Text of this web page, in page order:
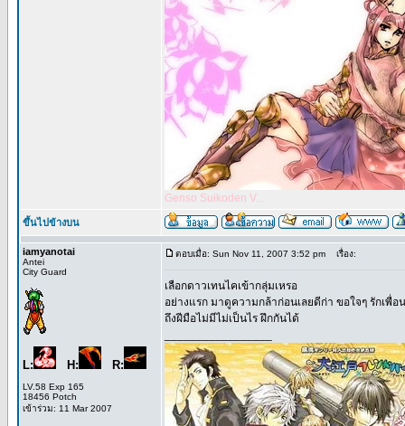
Genso Suikoden V...
ขึ้นไปข้างบน
iamyanotai
Antei
City Guard
L: H: R:
LV.58 Exp 165
18456 Potch
เข้าร่วม: 11 Mar 2007
ตอบเมื่อ: Sun Nov 11, 2007 3:52 pm เรื่อง:
เลือกดาวเทนไคเข้ากลุ่มเหรอ
อย่างแรก มาดูความกล้าก่อนเลยดีก่า ขอใจๆ รักเพื่อ
ถึงฝีมือไม่มีไม่เป็นไร ฝึกกันได้